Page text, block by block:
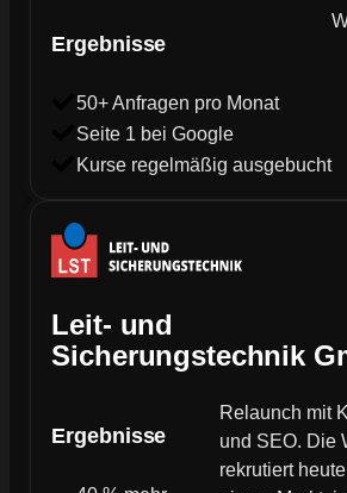
Ergebnisse
50+ Anfragen pro Monat
Seite 1 bei Google
Kurse regelmäßig ausgebucht
Leit- und
Sicherungstechnik
Ergebnisse
Relaunch mit
und SEO. Die
rekrutiert